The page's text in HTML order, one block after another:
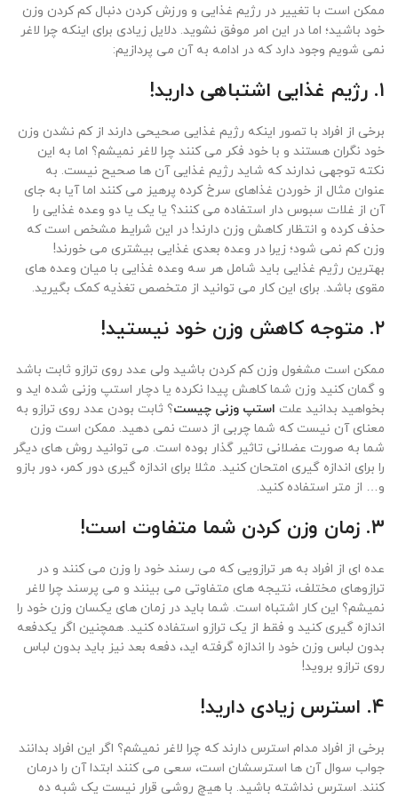
ممکن است با تغییر در رژیم غذایی و ورزش کردن دنبال کم کردن وزن
خود باشید؛ اما در این امر موفق نشوید. دلایل زیادی برای اینکه چرا لاغر
نمی شویم وجود دارد که در ادامه به آن می پردازیم:
۱. رژیم غذایی اشتباهی دارید!
برخی از افراد با تصور اینکه رژیم غذایی صحیحی دارند از کم نشدن وزن
خود نگران هستند و با خود فکر می کنند چرا لاغر نمیشم؟ اما به این
نکته توجهی ندارند که شاید رژیم غذایی آن ها صحیح نیست. به
عنوان مثال از خوردن غذاهای سرخ کرده پرهیز می کنند اما آیا به جای
آن از غلات سبوس دار استفاده می کنند؟ یا یک یا دو وعده غذایی را
حذف کرده و انتظار کاهش وزن دارند! در این شرایط مشخص است که
وزن کم نمی شود؛ زیرا در وعده بعدی غذایی بیشتری می خورند!
بهترین رژیم غذایی باید شامل هر سه وعده غذایی با میان وعده های
مقوی باشد. برای این کار می توانید از متخصص تغذیه کمک بگیرید.
۲. متوجه کاهش وزن خود نیستید!
ممکن است مشغول وزن کم کردن باشید ولی عدد روی ترازو ثابت باشد
و گمان کنید وزن شما کاهش پیدا نکرده یا دچار استپ وزنی شده اید و
بخواهید بدانید علت استپ وزنی چیست؟ ثابت بودن عدد روی ترازو به
معنای آن نیست که شما چربی از دست نمی دهید. ممکن است وزن
شما به صورت عضلانی تاثیر گذار بوده است. می توانید روش های دیگر
را برای اندازه گیری امتحان کنید. مثلا برای اندازه گیری دور کمر، دور بازو
و… از متر استفاده کنید.
۳. زمان وزن کردن شما متفاوت است!
عده ای از افراد به هر ترازویی که می رسند خود را وزن می کنند و در
ترازوهای مختلف، نتیجه های متفاوتی می بینند و می پرسند چرا لاغر
نمیشم؟ این کار اشتباه است. شما باید در زمان های یکسان وزن خود را
اندازه گیری کنید و فقط از یک ترازو استفاده کنید. همچنین اگر یکدفعه
بدون لباس وزن خود را اندازه گرفته اید، دفعه بعد نیز باید بدون لباس
روی ترازو بروید!
۴. استرس زیادی دارید!
برخی از افراد مدام استرس دارند که چرا لاغر نمیشم؟ اگر این افراد بدانند
جواب سوال آن ها استرسشان است، سعی می کنند ابتدا آن را درمان
کنند. استرس نداشته باشید. با هیچ روشی قرار نیست یک شبه ده